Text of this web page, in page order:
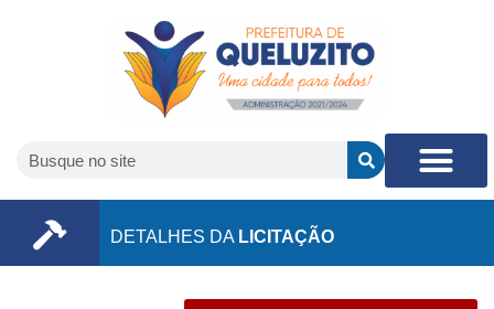
DETALHES DA LICITAÇÃO